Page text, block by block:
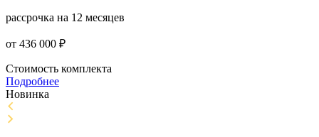
рассрочка на 12 месяцев
от 436 000 ₽
Стоимость комплекта
Подробнее
Новинка